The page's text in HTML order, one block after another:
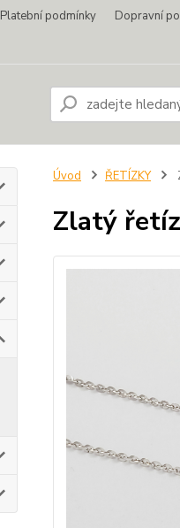
Platební podmínky Dopravní
Úvod ŘETÍZKY
Zlatý